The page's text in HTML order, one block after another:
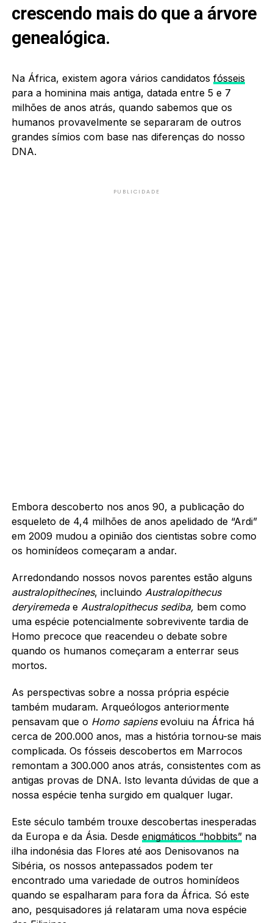
crescendo mais do que a árvore
genealógica.
Na África, existem agora vários candidatos fósseis
para a hominina mais antiga, datada entre 5 e 7
milhões de anos atrás, quando sabemos que os
humanos provavelmente se separaram de outros
grandes símios com base nas diferenças do nosso
DNA.
PUBLICIDADE
Embora descoberto nos anos 90, a publicação do
esqueleto de 4,4 milhões de anos apelidado de “Ardi”
em 2009 mudou a opinião dos cientistas sobre como
os hominídeos começaram a andar.
Arredondando nossos novos parentes estão alguns
australopithecines, incluindo Australopithecus
deryiremedae Australopithecus sediba, bem como
uma espécie potencialmente sobrevivente tardia de
Homo precoce que reacendeu o debate sobre
quando os humanos começaram a enterrar seus
mortos.
As perspectivas sobre a nossa própria espécie
também mudaram. Arqueólogos anteriormente
pensavam que o Homo sapiensevoluiu na África há
cerca de 200.000 anos, mas a história tornou-se mais
complicada. Os fósseis descobertos em Marrocos
remontam a 300.000 anos atrás, consistentes com as
antigas provas de DNA. Isto levanta dúvidas de que a
nossa espécie tenha surgido em qualquer lugar.
Este século também trouxe descobertas inesperadas
da Europa e da Ásia. Desde enigmáticos “hobbits”na
ilha indonésia das Flores até aos Denisovanos na
Sibéria, os nossos antepassados podem ter
encontrado uma variedade de outros hominídeos
quando se espalharam para fora da África. Só este
ano, pesquisadores já relataram uma nova espécie